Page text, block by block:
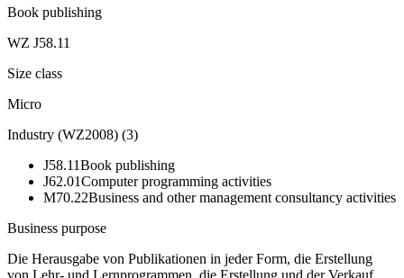
Book publishing
WZ J58.11
Size class
Micro
Industry (WZ2008) (3)
J58.11Book publishing
J62.01Computer programming activities
M70.22Business and other management consultancy activities
Business purpose
Die Herausgabe von Publikationen in jeder Form, die Erstellung
von Lehr- und Lernprogrammen, die Erstellung und der Verkauf